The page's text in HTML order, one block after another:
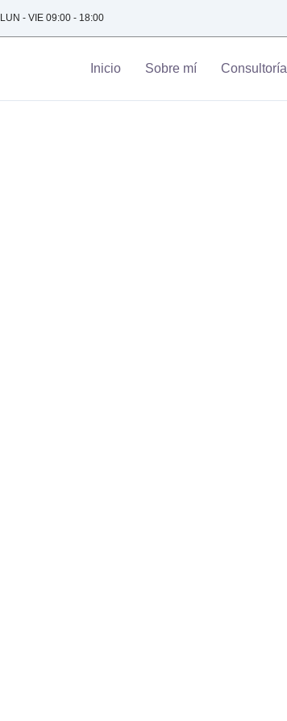
LUN - VIE 09:00 - 18:00
Inicio Sobre mí Consultoría